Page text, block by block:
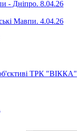
- Дніпро. 8.04.26
Мавпи. 4.04.26
об'єктиві ТРК "ВІККА"